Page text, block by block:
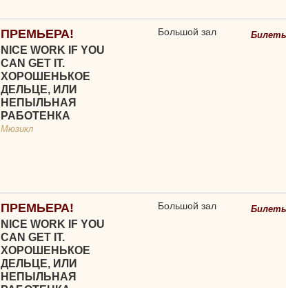
ПРЕМЬЕРА!
NICE WORK IF YOU
CAN GET IT.
ХОРОШЕНЬКОЕ
ДЕЛЬЦЕ, ИЛИ
НЕПЫЛЬНАЯ
РАБОТЕНКА
Мюзикл
Большой зал
ПРЕМЬЕРА!
NICE WORK IF YOU
CAN GET IT.
ХОРОШЕНЬКОЕ
ДЕЛЬЦЕ, ИЛИ
НЕПЫЛЬНАЯ
Большой зал